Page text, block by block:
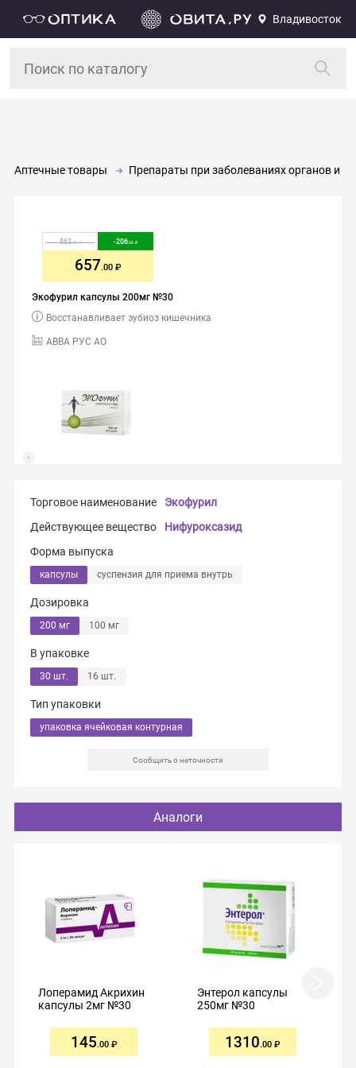
Владивосток
Аптечные товары Препараты при заболеваниях органов и
Экофурил капсулы 200мг №30
АВВА РУС АО
Восстанавливает эубиоз кишечника
863.00 -206.00
657.00
Торговое наименование
Экофурил
Действующее вещество
Нифуроксазид
Форма выпуска
капсулы суспензия для приема внутрь
Дозировка
200 мг 100 мг
В упаковке
30 шт. 16 шт.
Тип упаковки
упаковка ячейковая контурная
Сообщить о неточности
Аналоги
Лоперамид Акрихин
капсулы 2мг №30
145.00
Энтерол капсулы
250мг №30
1310.00